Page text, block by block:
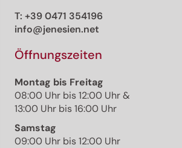
T: +39 0471 354196
info@jenesien.net
Öffnungszeiten
Montag bis Freitag
08:00 Uhr bis 12:00 Uhr &
13:00 Uhr bis 16:00 Uhr
Samstag
09:00 Uhr bis 12:00 Uhr